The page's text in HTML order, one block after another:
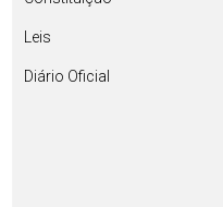
Leis
Diário Oficial